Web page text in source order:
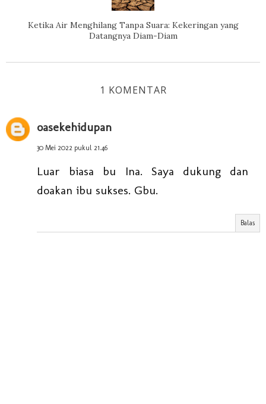
Ketika Air Menghilang Tanpa Suara: Kekeringan yang
Datangnya Diam-Diam
1 KOMENTAR
oasekehidupan
30 Mei 2022 pukul 21.46
Luar biasa bu Ina. Saya dukung dan
doakan ibu sukses. Gbu.
Balas